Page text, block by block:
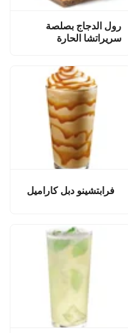
رول الدجاج بصلصة
سريراتشا الحارة
فرابتشينو دبل كاراميل